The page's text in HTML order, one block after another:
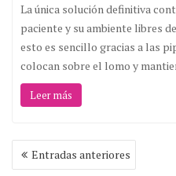
La única solución definitiva
paciente y su ambiente libres
esto es sencillo gracias a las
colocan sobre el lomo y
Leer más
Navegación
de
Entradas anteriores